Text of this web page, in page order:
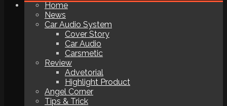
Home
News
Car Audio System
Cover Story
Car Audio
Carsmetic
Review
Advetorial
Highlight Product
Angel Corner
Tips & Trick